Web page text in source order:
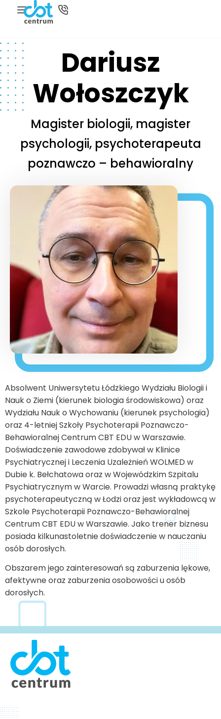
Dariusz
Wołoszczyk
Magister biologii, magister
psychologii, psychoterapeuta
poznawczo – behawioralny
Absolwent Uniwersytetu Łódzkiego Wydziału Biologii i
Nauk o Ziemi (kierunek biologia środowiskowa) oraz
Wydziału Nauk o Wychowaniu (kierunek psychologia)
oraz 4-letniej Szkoły Psychoterapii Poznawczo-
Behawioralnej Centrum CBT EDU w Warszawie.
Doświadczenie zawodowe zdobywał w Klinice
Psychiatrycznej i Leczenia Uzależnień WOLMED w
Dubie k. Bełchatowa oraz w Wojewódzkim Szpitalu
Psychiatrycznym w Warcie. Prowadzi własną praktykę
psychoterapeutyczną w Łodzi oraz jest wykładowcą w
Szkole Psychoterapii Poznawczo-Behawioralnej
Centrum CBT EDU w Warszawie. Jako trener biznesu
posiada kilkunastoletnie doświadczenie w nauczaniu
osób dorosłych.
Obszarem jego zainteresowań są zaburzenia lękowe,
afektywne oraz zaburzenia osobowości u osób
dorosłych.